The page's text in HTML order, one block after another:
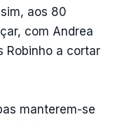
aos 80
com Andrea
Robinho a cortar
manterem-se